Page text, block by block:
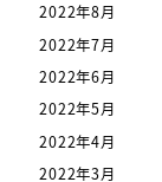
2022年8月
2022年7月
2022年6月
2022年5月
2022年4月
2022年3月